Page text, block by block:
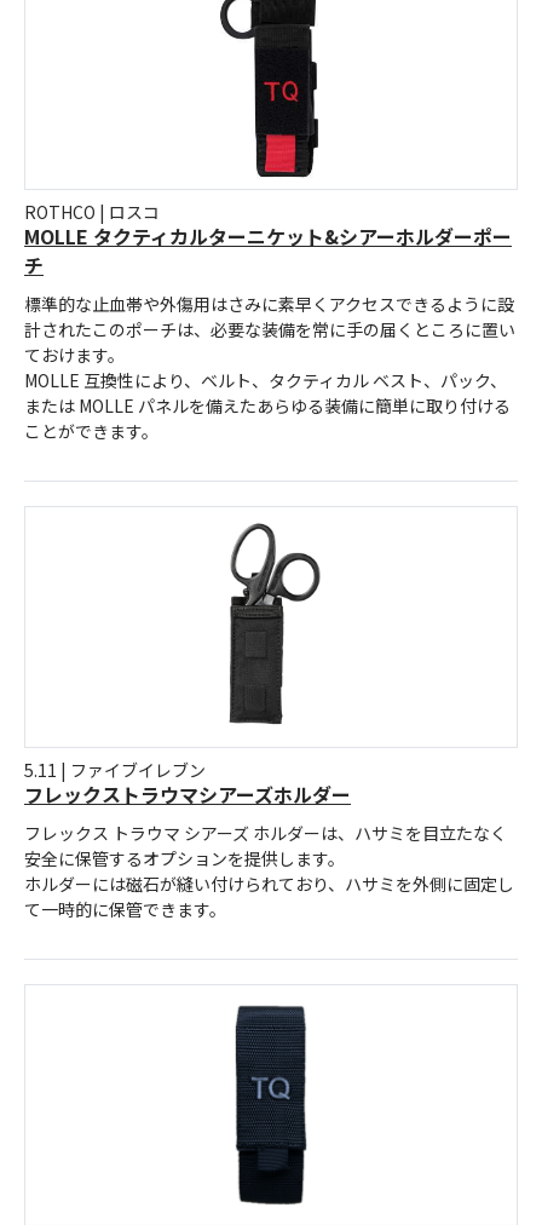
ROTHCO | ロスコ
MOLLE タクティカルターニケット&シアーホルダーポー
チ
標準的な止血帯や外傷用はさみに素早くアクセスできるように設
計されたこのポーチは、必要な装備を常に手の届くところに置い
ておけます。
MOLLE 互換性により、ベルト、タクティカル ベスト、パック、
または MOLLE パネルを備えたあらゆる装備に簡単に取り付ける
ことができます。
5.11 | ファイブイレブン
フレックストラウマシアーズホルダー
フレックス トラウマ シアーズ ホルダーは、ハサミを目立たなく
安全に保管するオプションを提供します。
ホルダーには磁石が縫い付けられており、ハサミを外側に固定し
て一時的に保管できます。